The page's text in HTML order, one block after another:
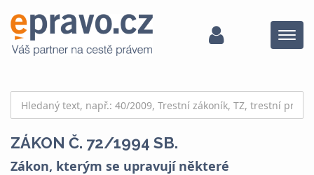
Menu
ZÁKON Č. 72/1994 SB.
Zákon, kterým se upravují některé